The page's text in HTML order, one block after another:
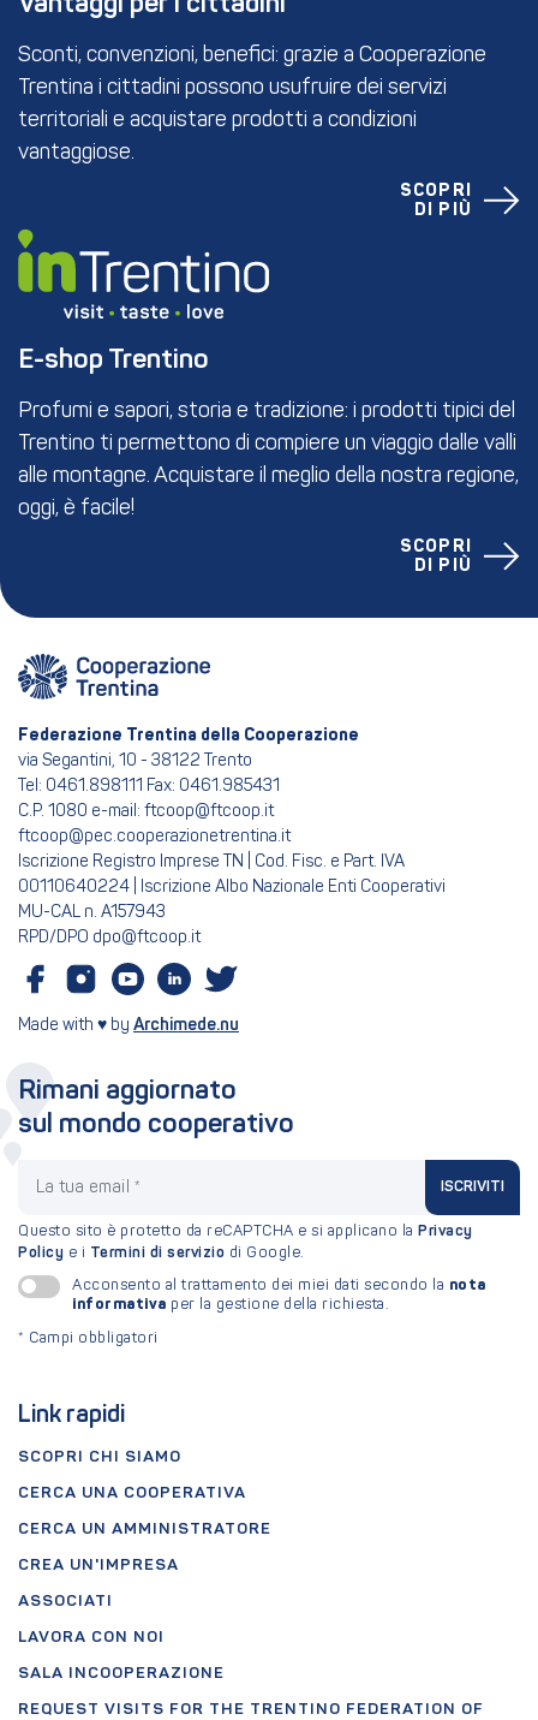
Sconti, convenzioni, benefici: grazie a Cooperazione
Trentina i cittadini possono usufruire dei servizi
territoriali e acquistare prodotti a condizioni
vantaggiose.
SCOPRI
DI PIÙ
E-shop Trentino
Profumi e sapori, storia e tradizione: i prodotti tipici del
Trentino ti permettono di compiere un viaggio dalle valli
alle montagne. Acquistare il meglio della nostra regione,
oggi, è facile!
SCOPRI
DI PIÙ
Federazione Trentina della Cooperazione
via Segantini, 10 - 38122 Trento
Tel: 0461.898111 Fax: 0461.985431
C.P. 1080 e-mail: ftcoop@ftcoop.it
ftcoop@pec.cooperazionetrentina.it
Iscrizione Registro Imprese TN | Cod. Fisc. e Part. IVA
00110640224 | Iscrizione Albo Nazionale Enti Cooperativi
MU-CAL n. A157943
RPD/DPO dpo@ftcoop.it
Made with ♥ by Archimede.nu
Link rapidi
SCOPRI CHI SIAMO
CERCA UNA COOPERATIVA
CERCA UN AMMINISTRATORE
CREA UN'IMPRESA
ASSOCIATI
LAVORA CON NOI
SALA INCOOPERAZIONE
REQUEST VISITS FOR THE TRENTINO FEDERATION OF
Rimani aggiornato
sul mondo cooperativo
ISCRIVITI
Questo sito è protetto da reCAPTCHA e si applicano la Privacy
Policy e i Termini di servizio di Google.
Acconsento al trattamento dei miei dati secondo la nota
informativa per la gestione della richiesta.
* Campi obbligatori